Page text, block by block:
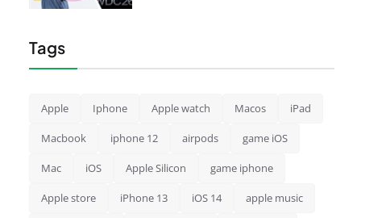
Tags
Apple Iphone Apple watch Macos iPad
Macbook iphone 12 airpods game iOS
Mac iOS Apple Silicon game iphone
Apple store iPhone 13 iOS 14 apple music